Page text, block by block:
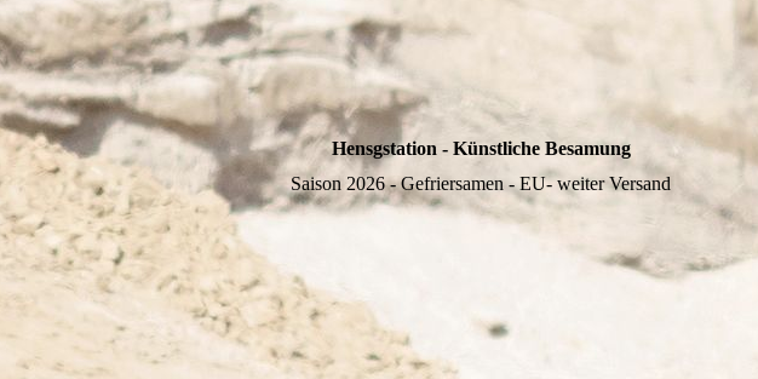
Hensgstation - Künstliche Besamung
Saison 2026 - Gefriersamen - EU- weiter Versand